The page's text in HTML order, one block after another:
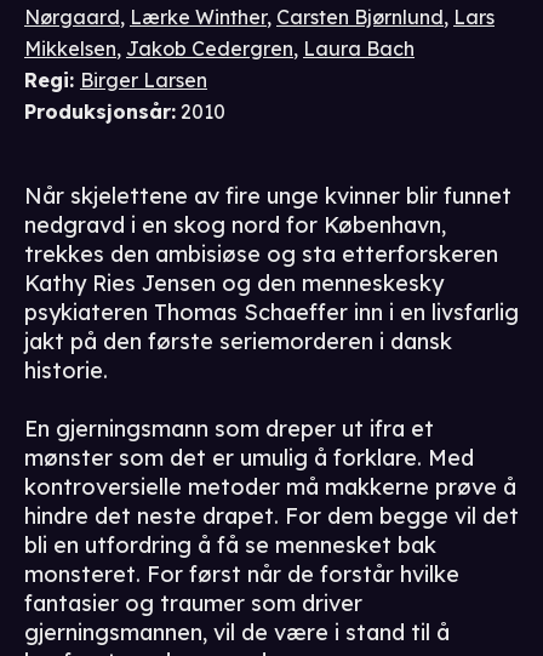
Nørgaard, Lærke Winther, Carsten Bjørnlund, Lars
Mikkelsen, Jakob Cedergren, Laura Bach
Regi: Birger Larsen
Produksjonsår: 2010
Når skjelettene av fire unge kvinner blir funnet
nedgravd i en skog nord for København,
trekkes den ambisiøse og sta etterforskeren
Kathy Ries Jensen og den menneskesky
psykiateren Thomas Schaeffer inn i en livsfarlig
jakt på den første seriemorderen i dansk
historie.
En gjerningsmann som dreper ut ifra et
mønster som det er umulig å forklare. Med
kontroversielle metoder må makkerne prøve å
hindre det neste drapet. For dem begge vil det
bli en utfordring å få se mennesket bak
monsteret. For først når de forstår hvilke
fantasier og traumer som driver
gjerningsmannen, vil de være i stand til å